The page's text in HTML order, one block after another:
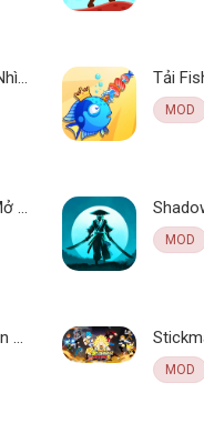
Zooba MOD (Menu, Vô Hạn Tiền, Nhìn Cỏ, Drone View) 5.26.1 APK
MOD
Tải Toca Life World MOD (Menu, Mở Khoá Tất Cả) v1.114 APK
MOD
Tải Mèo & Súp MOD (Menu, Vô Hạn Tiền Kim Cương) 2.75.0 APK
MOD